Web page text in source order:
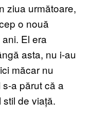
ziua următoare,
o nouă
El era
asta, nu i-au
măcar nu
a părut că a
de viață.